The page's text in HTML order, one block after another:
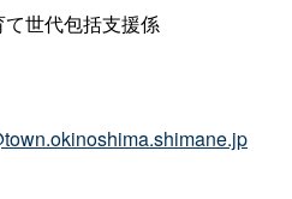
世代包括支援係